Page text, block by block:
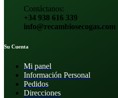
Contáctanos:
+34 938 616 339
info@recambiosecogas.com
Su Cuenta
Mi panel
Información Personal
Pedidos
Direcciones